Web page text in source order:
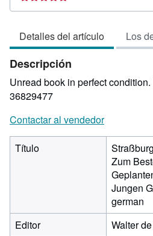
Detalles del artículo Los
Descripción
Unread book in perfect condition.
36829477
Contactar al vendedor
Título
Zum
Jungen
german
Editor
Walter